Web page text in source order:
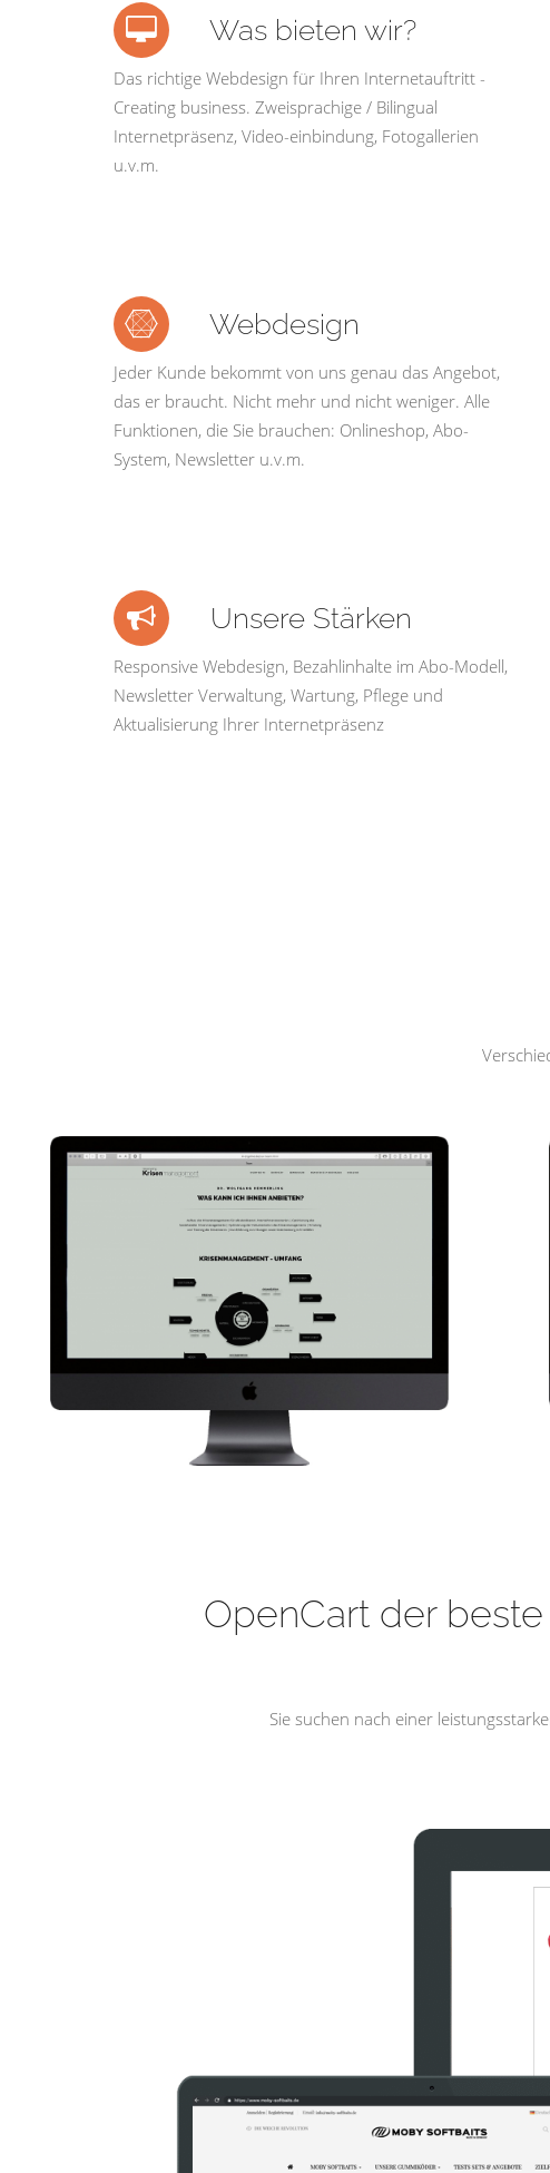
Was bieten wir?
Das richtige Webdesign für Ihren Internetauftritt -
Creating business. Zweisprachige / Bilingual
Internetpräsenz, Video-einbindung, Fotogallerien
u.v.m.
Webdesign
Jeder Kunde bekommt von uns genau das Angebot,
das er braucht. Nicht mehr und nicht weniger. Alle
Funktionen, die Sie brauchen: Onlineshop, Abo-
System, Newsletter u.v.m.
Unsere Stärken
Responsive Webdesign, Bezahlinhalte im Abo-Modell,
Newsletter Verwaltung, Wartung, Pflege und
Aktualisierung Ihrer Internetpräsenz
OpenCart der
Sie suchen nach einer